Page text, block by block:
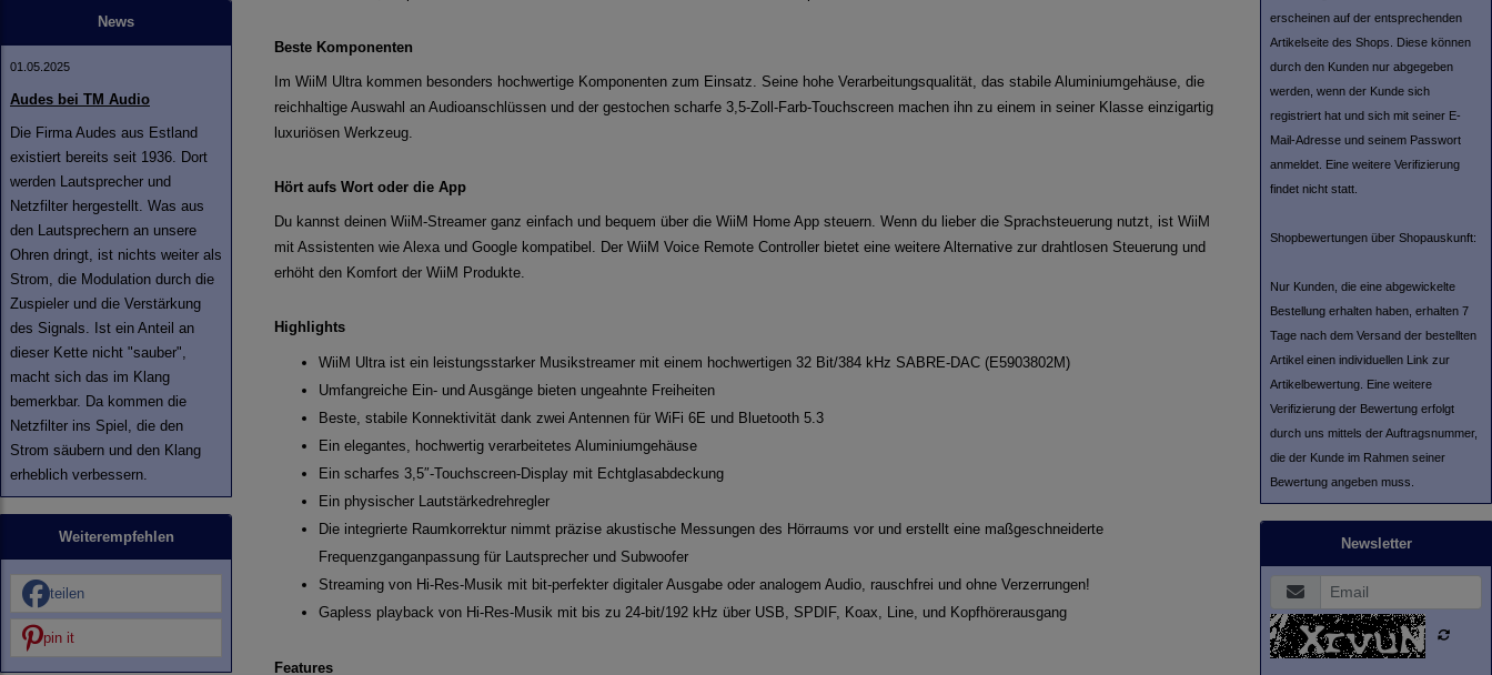
News
01.05.2025
Audes bei TM Audio
Die Firma Audes aus Estland
existiert bereits seit 1936. Dort
werden Lautsprecher und
Netzfilter hergestellt. Was aus
den Lautsprechern an unsere
Ohren dringt, ist nichts weiter als
Strom, die Modulation durch die
Zuspieler und die Verstärkung
des Signals. Ist ein Anteil an
dieser Kette nicht "sauber",
macht sich das im Klang
bemerkbar. Da kommen die
Netzfilter ins Spiel, die den
Strom säubern und den Klang
erheblich verbessern.
Weiterempfehlen
teilen
pin it
Beste Komponenten
Im WiiM Ultra kommen besonders hochwertige Komponenten zum Einsatz. Seine hohe Verarbeitungsqualität, das stabile Aluminiumgehäuse, die
reichhaltige Auswahl an Audioanschlüssen und der gestochen scharfe 3,5-Zoll-Farb-Touchscreen machen ihn zu einem in seiner Klasse einzigartig
luxuriösen Werkzeug.
Hört aufs Wort oder die App
Du kannst deinen WiiM-Streamer ganz einfach und bequem über die WiiM Home App steuern. Wenn du lieber die Sprachsteuerung nutzt, ist WiiM
mit Assistenten wie Alexa und Google kompatibel. Der WiiM Voice Remote Controller bietet eine weitere Alternative zur drahtlosen Steuerung und
erhöht den Komfort der WiiM Produkte.
Highlights
WiiM Ultra ist ein leistungsstarker Musikstreamer mit einem hochwertigen 32 Bit/384 kHz SABRE-DAC (E5903802M)
Umfangreiche Ein- und Ausgänge bieten ungeahnte Freiheiten
Beste, stabile Konnektivität dank zwei Antennen für WiFi 6E und Bluetooth 5.3
Ein elegantes, hochwertig verarbeitetes Aluminiumgehäuse
Ein scharfes 3,5″-Touchscreen-Display mit Echtglasabdeckung
Ein physischer Lautstärkedrehregler
Die integrierte Raumkorrektur nimmt präzise akustische Messungen des Hörraums vor und erstellt eine maßgeschneiderte
Frequenzganganpassung für Lautsprecher und Subwoofer
Streaming von Hi-Res-Musik mit bit-perfekter digitaler Ausgabe oder analogem Audio, rauschfrei und ohne Verzerrungen!
Gapless playback von Hi-Res-Musik mit bis zu 24-bit/192 kHz über USB, SPDIF, Koax, Line, und Kopfhörerausgang
Features
erscheinen auf der entsprechenden
Artikelseite des Shops. Diese können
durch den Kunden nur abgegeben
werden, wenn der Kunde sich
registriert hat und sich mit seiner E-
Mail-Adresse und seinem Passwort
anmeldet. Eine weitere Verifizierung
findet nicht statt.
Shopbewertungen über Shopauskunft:
Nur Kunden, die eine abgewickelte
Bestellung erhalten haben, erhalten 7
Tage nach dem Versand der bestellten
Artikel einen individuellen Link zur
Artikelbewertung. Eine weitere
Verifizierung der Bewertung erfolgt
durch uns mittels der Auftragsnummer,
die der Kunde im Rahmen seiner
Bewertung angeben muss.
Newsletter